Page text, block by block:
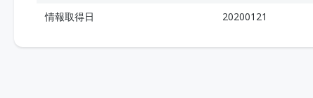
情報取得日
20200121